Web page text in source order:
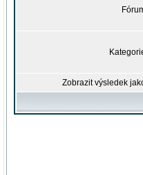
Zobrazit výsledek